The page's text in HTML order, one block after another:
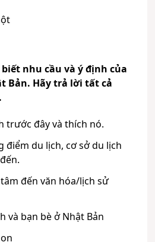
nhu cầu và ý định của
Bản. Hãy trả lời tất cả
trước đây và thích nó.
điểm du lịch, cơ sở du lịch
đến văn hóa/lịch sử
và bạn bè ở Nhật Bản